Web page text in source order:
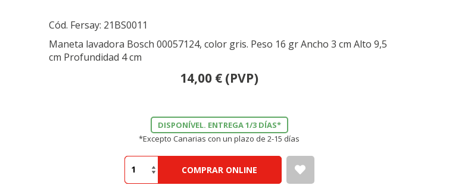
Cód. Fersay: 21BS0011
Maneta lavadora Bosch 00057124, color gris. Peso 16 gr Ancho 3 cm Alto 9,5
cm Profundidad 4 cm
14,00 € (PVP)
DISPONÍVEL. ENTREGA 1/3 DÍAS*
*Excepto Canarias con un plazo de 2-15 días
COMPRAR ONLINE